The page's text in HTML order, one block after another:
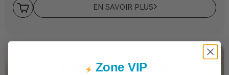
EN SAVOIR PLUS
Zone VIP